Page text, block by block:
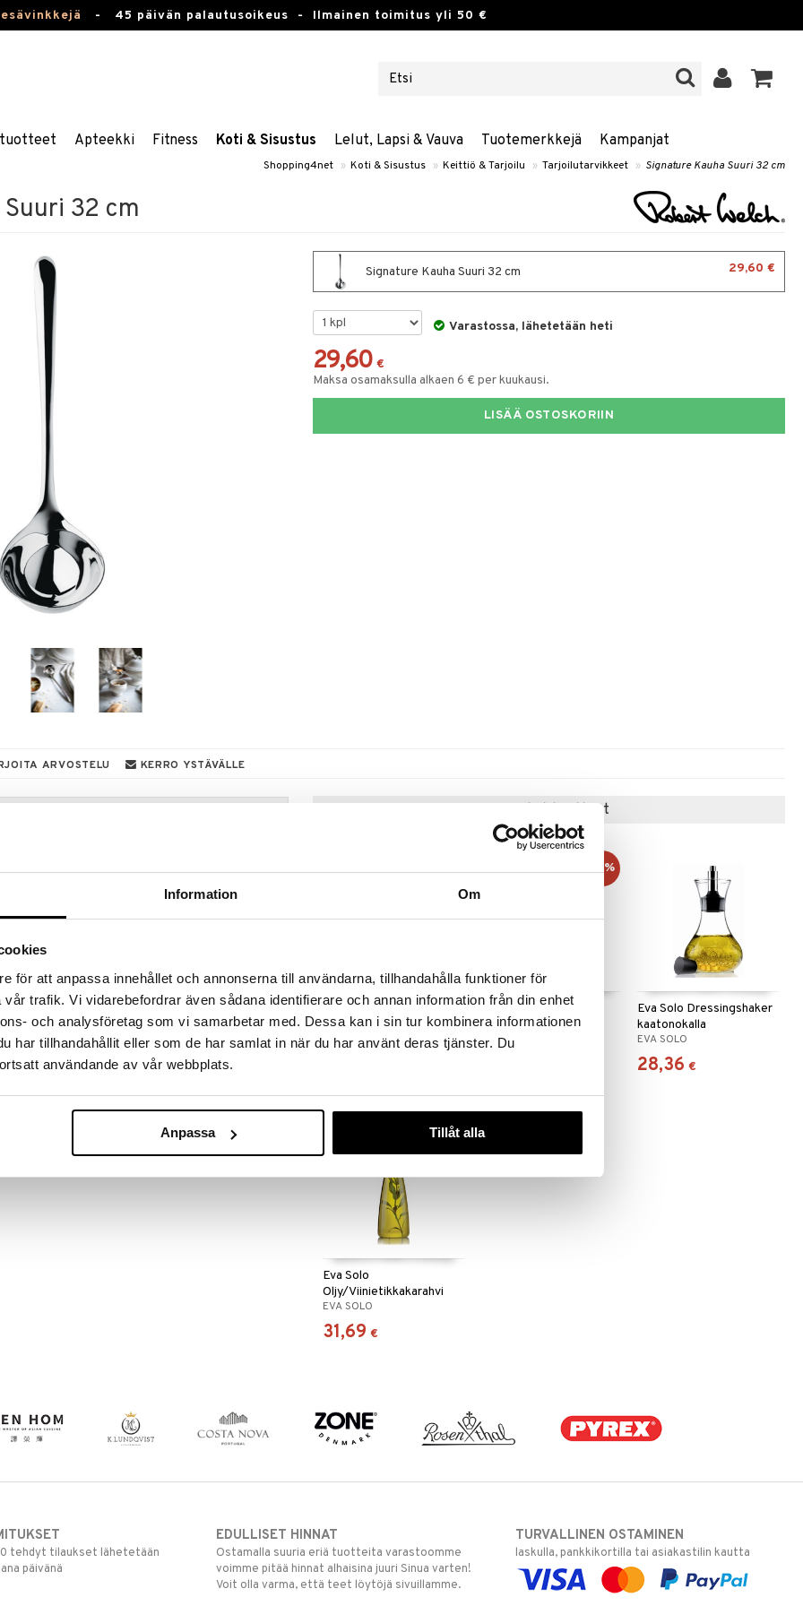
Information Om
för att anpassa innehållet och annonserna till användarna, tillhandahålla funktioner för
trafik. Vi vidarebefordrar även sådana identifierare och annan information från din enhet
och analysföretag som vi samarbetar med. Dessa kan i sin tur kombinera informationen
har tillhandahållit eller som de har samlat in när du har använt deras tjänster. Du
användande av vår webbplats.
Anpassa Tillåt alla
- 45 päivän palautusoikeus - Ilmainen toimitus yli 50 €
Apteekki Fitness Koti & Sisustus Lelut, Lapsi & Vauva Tuotemerkkejä Kampanjat
Shopping4net » Koti & Sisustus » Keittiö & Tarjoilu » Tarjoilutarvikkeet » Signature Kauha Suuri 32 cm
32 cm
Signature Kauha Suuri 32 cm 29,60 €
Varastossa, lähetetään heti
29,60 €
Maksa osamaksulla alkaen 6 € per kuukausi.
LISÄÄ OSTOSKORIIN
ARVOSTELU KERRO YSTÄVÄLLE
hinnoilla!
31.8.2026 asti mutta ole nopea -
voivat päästä loppumaan!
on valmistettu ruostumattomasta
muotoinen kahva, joka tarjoaa mukavan otteen
joka tekee välineiden ripustamisesta listalle
Suositut tuotteet
vaihtoehtona
Morris & Co
Pöytätabletti
SPODE
Dian Dippikulhot 6 kpl
DORRE
-8%
Eva Solo Dressingshaker
kaatonokalla
EVA SOLO
28,36 €
Eva Solo
Oljy/Viinietikkakarahvi
kaatonokalla
EVA SOLO
31,69 €
tehdyt tilaukset lähetetään
päivänä
EDULLISET HINNAT
Ostamalla suuria eriä tuotteita varastoomme
voimme pitää hinnat alhaisina juuri Sinua varten!
Voit olla varma, että teet löytöjä sivuillamme.
TURVALLINEN OSTAMINEN
laskulla, pankkikortilla tai asiakastilin kautta